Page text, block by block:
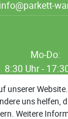
info@parkett-
Mo-Do:
8:30 Uhr -
8:30 Uhr - 12:00
13:00 Uhr -
unserer
uns helfen,
Weitere